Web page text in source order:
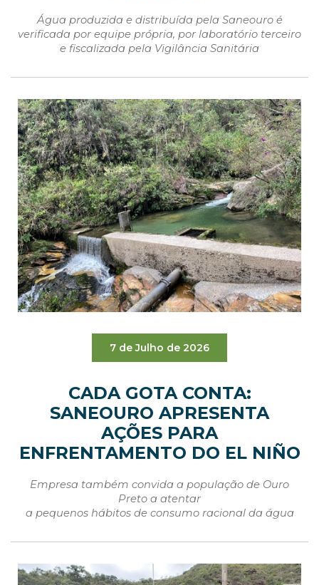
Água produzida e distribuída pela Saneouro é
verificada por equipe própria, por laboratório terceiro
e fiscalizada pela Vigilância Sanitária
7 de Julho de 2026
CADA GOTA CONTA:
SANEOURO APRESENTA
AÇÕES PARA
ENFRENTAMENTO DO EL NIÑO
Empresa também convida a população de Ouro
Preto a atentar
a pequenos hábitos de consumo racional da água